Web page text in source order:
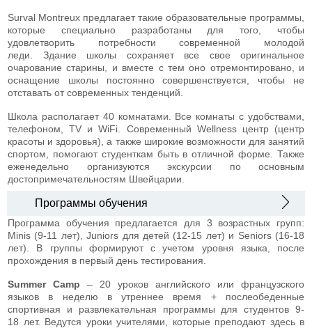
Surval Montreux предлагает такие образовательные программы,
которые специально разработаны для того, чтобы
удовлетворить потребности современной молодой
леди. Здание школы сохраняет все свое оригинальное
очарование старины, и вместе с тем оно отремонтировано, и
оснащение школы постоянно совершенствуется, чтобы не
отставать от современных тенденций.
Школа располагает 40 комнатами. Все комнаты с удобствами,
телефоном, TV и WiFi. Современный Wellness центр (центр
красоты и здоровья), а также широкие возможности для занятий
спортом, помогают студенткам быть в отличной форме. Также
еженедельно организуются экскурсии по основным
достопримечательностям Швейцарии.
Программы обучения
Программа обучения предлагается для 3 возрастных групп:
Minis (9-11 лет), Juniors для детей (12-15 лет) и Seniors (16-18
лет). В группы формируют с учетом уровня языка, после
прохождения в первый день тестирования.
Summer Camp – 20 уроков английского или французского
языков в неделю в утреннее время + послеобеденные
спортивная и развлекательная программы для студентов 9-
18 лет. Ведутся уроки учителями, которые преподают здесь в